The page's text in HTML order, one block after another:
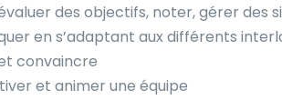
des objectifs, noter, gérer des
en s’adaptant aux différents
convaincre
et animer une équipe